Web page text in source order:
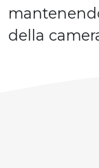
della